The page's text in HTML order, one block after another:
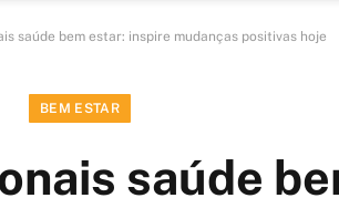
saúde bem estar: inspire mudanças positivas hoje
BEM ESTAR
saúde